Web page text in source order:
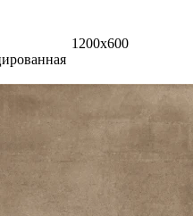
1200x600